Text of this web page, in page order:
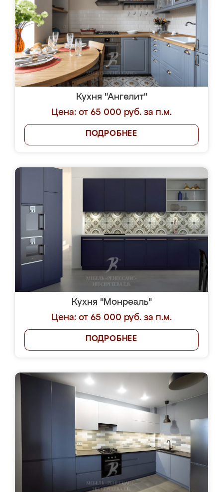
Кухня "Ангелит"
Цена: от 65 000 руб. за п.м.
ПОДРОБНЕЕ
Кухня "Монреаль"
Цена: от 65 000 руб. за п.м.
ПОДРОБНЕЕ